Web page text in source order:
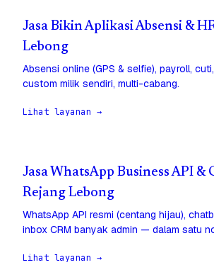
Jasa Bikin Aplikasi Absensi &
Lebong
Absensi online (GPS & selfie), payroll,
custom milik sendiri, multi-cabang.
Lihat layanan →
Jasa WhatsApp Business API &
Rejang Lebong
WhatsApp API resmi (centang hijau),
inbox CRM banyak admin — dalam satu
Lihat layanan →